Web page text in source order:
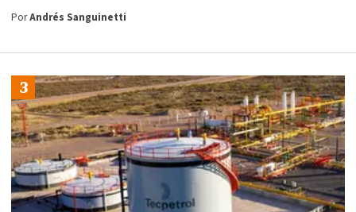
PorAndrés Sanguinetti